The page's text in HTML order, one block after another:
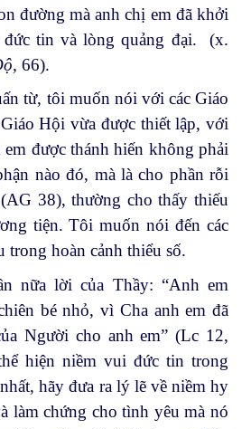
đường mà anh chị em đã khởi
đức tin và lòng quảng đại. (x.
, 66).
từ, tôi muốn nói với các Giáo
Hội vừa được thiết lập, với
em được thánh hiến không phải
nào đó, mà là cho phần rỗi
38), thường cho thấy thiếu
tiện. Tôi muốn nói đến các
trong hoàn cảnh thiểu số.
nữa lời của Thầy: “Anh em
bé nhỏ, vì Cha anh em đã
Người cho anh em” (Lc 12,
hiện niềm vui đức tin trong
hãy đưa ra lý lẽ về niềm hy
làm chứng cho tình yêu mà nó